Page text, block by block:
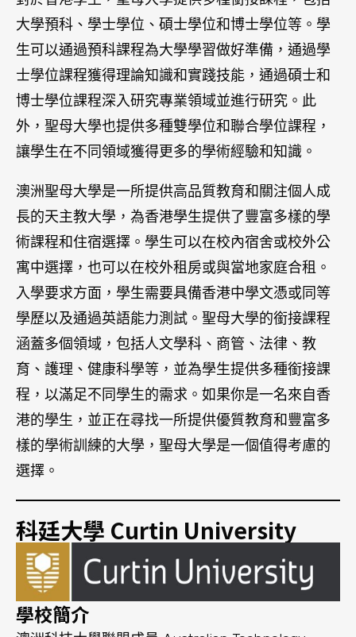
寓中選擇，也可以在校外租房或與當地家庭合租。
入學要求方面，學生需要具備香港中學文憑或同等
學歷以及通過英語能力測試。聖母大學的銜接課程
涵蓋多個領域，包括人文學科、商管、法律、教
育、護理、健康科學等，並為學生提供多種銜接課
程，以滿足不同學生的需求。如果你是一名來自香
樣的學術訓練的大學，聖母大學是一個值得考慮的
選擇。
科廷大學 Curtin University
學校簡介
澳洲科技大學聯盟成員 Australian Technology
Network 科廷大學創建於 1967 年，是澳洲西海岸名
列前矛的綜合性公立大學，亦是國際 著名高等學府
之一。它是以 1914 – 1945 年任職的澳洲首相 John
很高的聲望，是澳洲 12 所連續三年被英國《泰晤士
報》評為世界 200 強大學之一。
國際合作與交流
Curtin University 在 2021 年 是全西澳最大的大